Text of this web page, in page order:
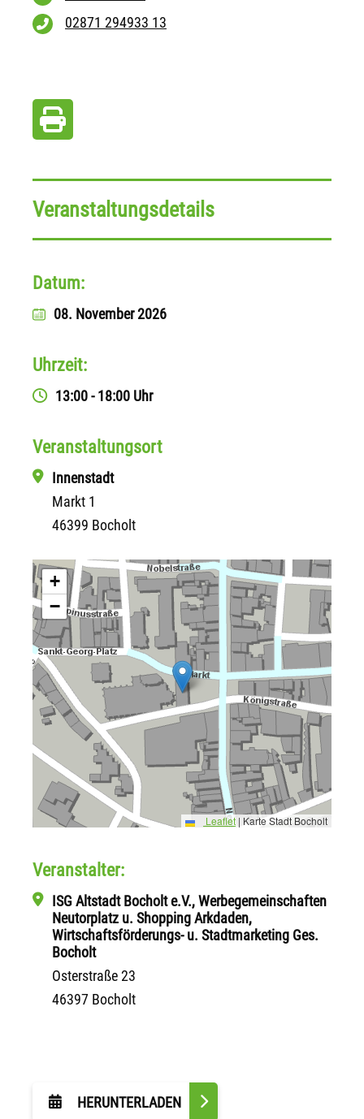
02871 294933 13
Veranstaltungsdetails
Datum:
08. November 2026
Uhrzeit:
13:00 - 18:00 Uhr
Veranstaltungsort
Innenstadt
Markt 1
46399 Bocholt
+
−
Leaflet | Karte Stadt Bocholt
Veranstalter:
ISG Altstadt Bocholt e.V., Werbegemeinschaften
Neutorplatz u. Shopping Arkdaden,
Wirtschaftsförderungs- u. Stadtmarketing Ges.
Bocholt
Osterstraße 23
46397 Bocholt
HERUNTERLADEN